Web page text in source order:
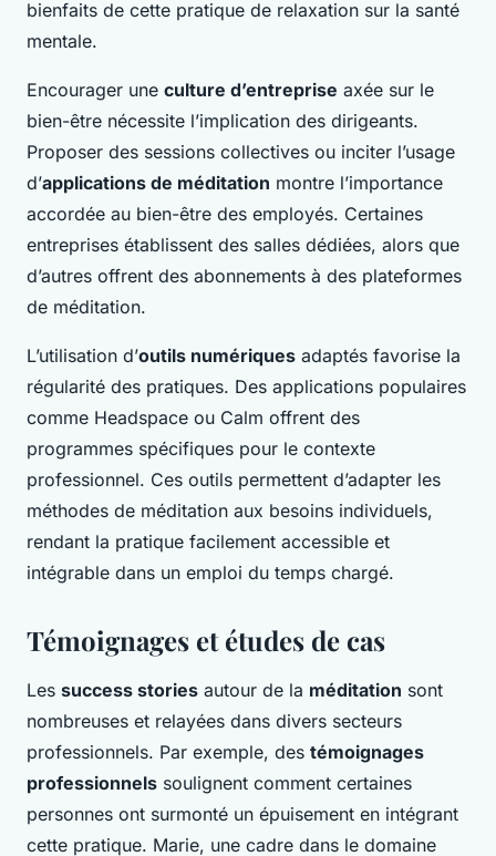
bienfaits de cette pratique de relaxation sur la santé
mentale.
Encourager une culture d’entreprise axée sur le
bien-être nécessite l’implication des dirigeants.
Proposer des sessions collectives ou inciter l’usage
d’applications de méditation montre l’importance
accordée au bien-être des employés. Certaines
entreprises établissent des salles dédiées, alors que
d’autres offrent des abonnements à des plateformes
de méditation.
L’utilisation d’outils numériques adaptés favorise la
régularité des pratiques. Des applications populaires
comme Headspace ou Calm offrent des
programmes spécifiques pour le contexte
professionnel. Ces outils permettent d’adapter les
méthodes de méditation aux besoins individuels,
rendant la pratique facilement accessible et
intégrable dans un emploi du temps chargé.
Témoignages et études de cas
Les success stories autour de la méditation sont
nombreuses et relayées dans divers secteurs
professionnels. Par exemple, des témoignages
professionnels soulignent comment certaines
personnes ont surmonté un épuisement en intégrant
cette pratique. Marie, une cadre dans le domaine